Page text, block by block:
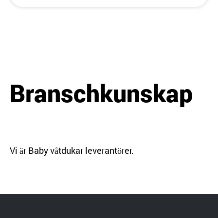
Branschkunskap
Vi är Baby våtdukar leverantörer.